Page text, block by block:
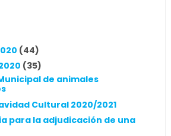
(44)
(35)
de animales
Cultural 2020/2021
para la adjudicación de una